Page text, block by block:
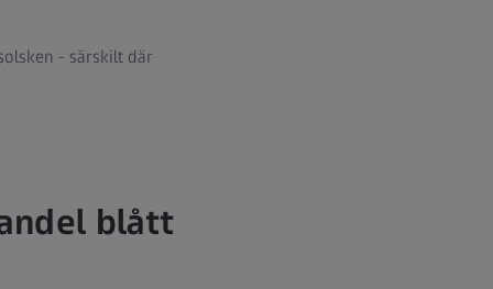
- särskilt där
blått